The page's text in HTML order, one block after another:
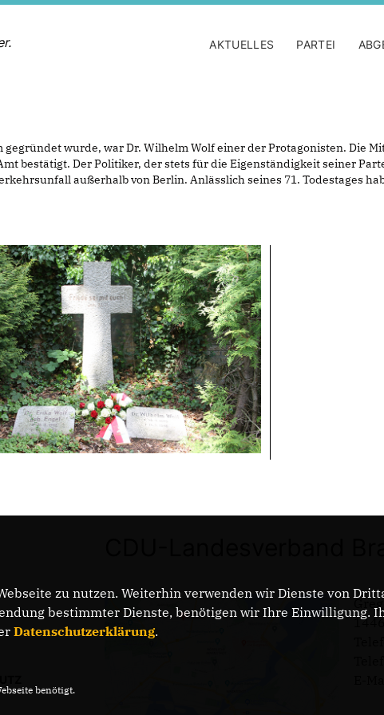
AKTUELLES PARTEI
gegründet wurde, war Dr. Wilhelm Wolf einer der Protagonisten. Die
bestätigt. Der Politiker, der stets für die Eigenständigkeit seiner
außerhalb von Berlin. Anlässlich seines 71. Todestages
zu nutzen. Weiterhin verwenden wir Dienste von
bestimmter Dienste, benötigen wir Ihre Einwilligung.
Datenschutzerklärung.
benötigt.